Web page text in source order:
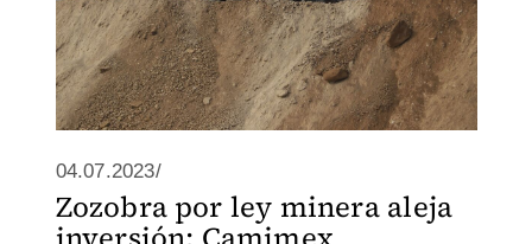
04.07.2023/
Zozobra por ley minera aleja